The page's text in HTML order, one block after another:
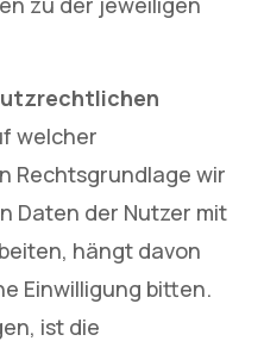
welcher
Rechtsgrundlage wir
Daten der Nutzer mit
hängt davon
Einwilligung bitten.
ist die